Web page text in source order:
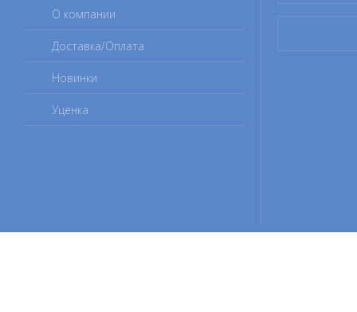
О компании
Доставка/Оплата
Новинки
Уценка